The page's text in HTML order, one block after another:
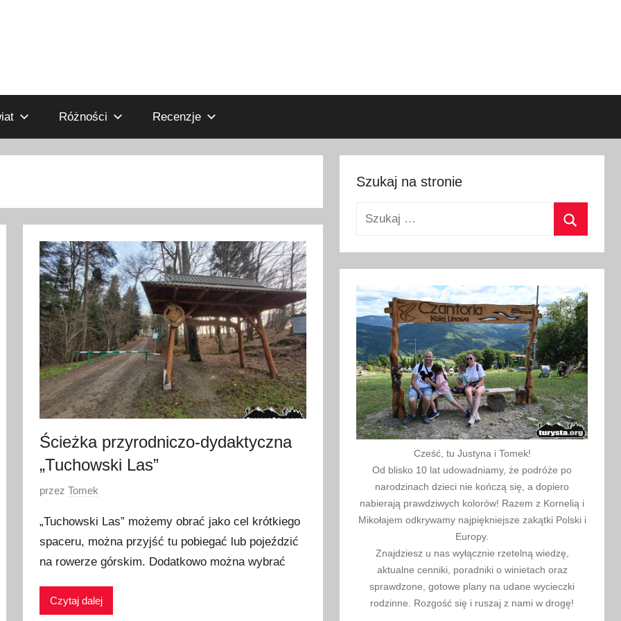
Różności Recenzje
Ścieżka przyrodniczo-dydaktyczna
„Tuchowski Las”
O
u
b
l
o
przezTomek
„Tuchowski Las” możemy obrać jako cel krótkiego
spaceru, można przyjść tu pobiegać lub pojeździć
na rowerze górskim. Dodatkowo można wybrać
Czytaj dalej
Szukaj na stronie
Szukaj:
Cześć, tu Justyna i Tomek!
Od blisko 10 lat udowadniamy, że podróże po
narodzinach dzieci nie kończą się, a dopiero
nabierają prawdziwych kolorów! Razem z Kornelią i
Mikołajem odkrywamy najpiękniejsze zakątki Polski i
Europy.
Znajdziesz u nas wyłącznie rzetelną wiedzę,
aktualne cenniki, poradniki o winietach oraz
sprawdzone, gotowe plany na udane wycieczki
rodzinne. Rozgość się i ruszaj z nami w drogę!